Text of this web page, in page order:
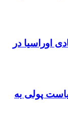
اوراسیا در
پولی به